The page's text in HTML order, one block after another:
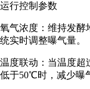
运行控制参数
氧气浓度：维持发酵
统实时调整曝气量。
温度联动：当温度
低于50℃时，减少曝